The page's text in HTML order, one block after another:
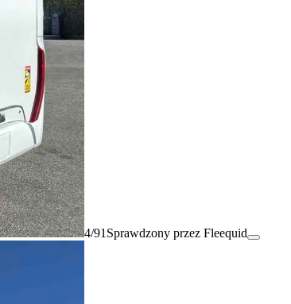
4/91 Sprawdzony przez Fleequid